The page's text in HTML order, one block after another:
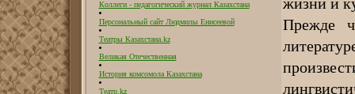
Коллеги - педагогический журнал Казахстана
Персональный сайт Людмилы Енисеевой
Театры Казахстана.kz
Великая Отечественная
История комсомола Казахстана
Театр.kz
Прежде